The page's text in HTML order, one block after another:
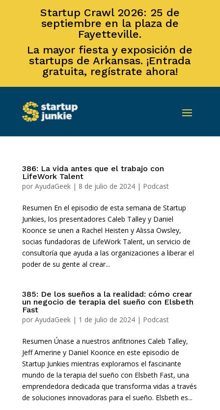
Startup Crawl 2026: 25 de
septiembre en la plaza de
Fayetteville.
La mayor fiesta y exposición de
startups de Arkansas. ¡Entrada
gratuita, regístrate ahora!
386: La vida antes que el trabajo con
LifeWork Talent
por AyudaGeek| 8 de julio de 2024| Podcast
Resumen En el episodio de esta semana de Startup
Junkies, los presentadores Caleb Talley y Daniel
Koonce se unen a Rachel Heisten y Alissa Owsley,
socias fundadoras de LifeWork Talent, un servicio de
consultoría que ayuda a las organizaciones a liberar el
poder de su gente al crear...
385: De los sueños a la realidad: cómo crear
un negocio de terapia del sueño con Elsbeth
Fast
por AyudaGeek| 1 de julio de 2024| Podcast
Resumen Únase a nuestros anfitriones Caleb Talley,
Jeff Amerine y Daniel Koonce en este episodio de
Startup Junkies mientras exploramos el fascinante
mundo de la terapia del sueño con Elsbeth Fast, una
emprendedora dedicada que transforma vidas a través
de soluciones innovadoras para el sueño. Elsbeth es...